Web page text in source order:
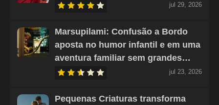
jul 29, 2026
Marsupilami: Confusão a Bordo
aposta no humor infantil e em uma
aventura familiar sem grandes…
jul 23, 2026
Pequenas Criaturas transforma